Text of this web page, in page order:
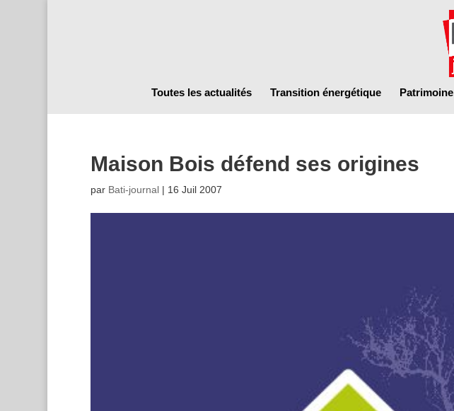
Toutes les actualités Transition énergétique Patrimoine
Maison Bois défend ses origines
par Bati-journal| 16 Juil 2007